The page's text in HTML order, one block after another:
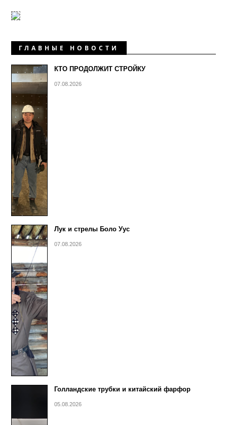
ГЛАВНЫЕ НОВОСТИ
КТО ПРОДОЛЖИТ СТРОЙКУ
07.08.2026
Лук и стрелы Боло Уус
07.08.2026
Голландские трубки и китайский фарфор
05.08.2026